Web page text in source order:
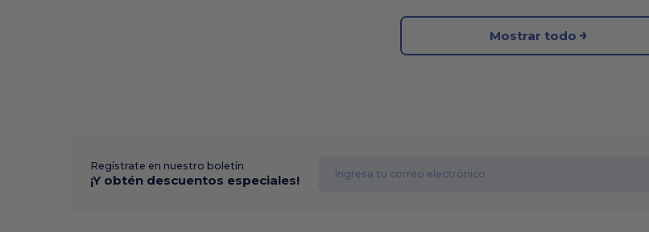
Mostrar todo
Regístrate en nuestro boletín
¡Y obtén descuentos especiales!